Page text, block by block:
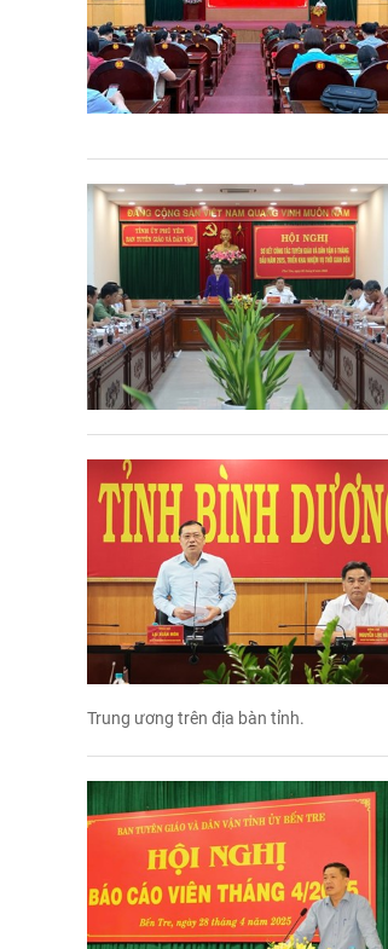
Trung ương trên địa bàn tỉnh.